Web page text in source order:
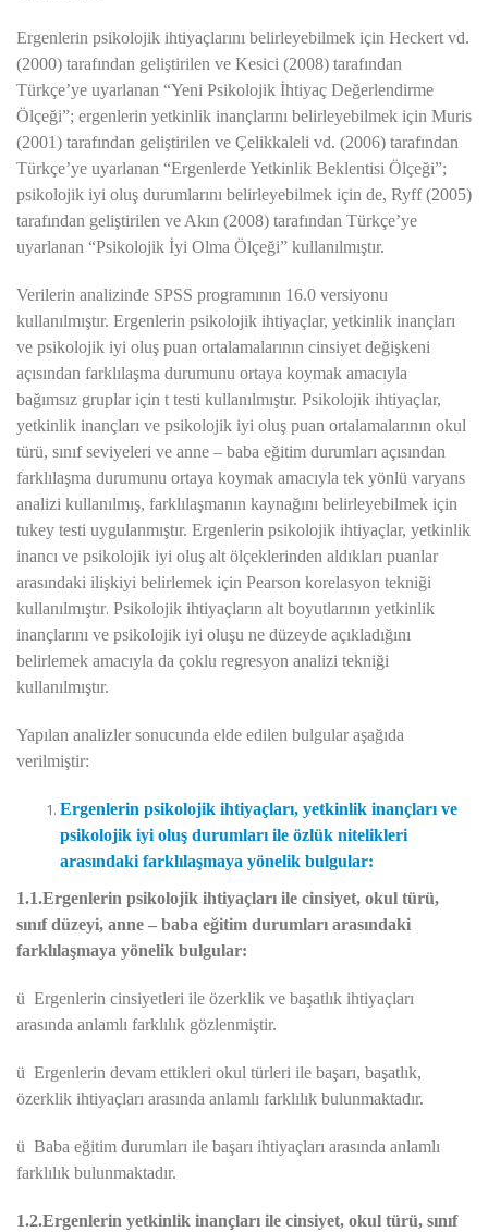
Ergenlerin psikolojik ihtiyaçlarını belirleyebilmek için Heckert vd.
(2000) tarafından geliştirilen ve Kesici (2008) tarafından
Türkçe’ye uyarlanan “Yeni Psikolojik İhtiyaç Değerlendirme
Ölçeği”; ergenlerin yetkinlik inançlarını belirleyebilmek için Muris
(2001) tarafından geliştirilen ve Çelikkaleli vd. (2006) tarafından
Türkçe’ye uyarlanan “Ergenlerde Yetkinlik Beklentisi Ölçeği”;
psikolojik iyi oluş durumlarını belirleyebilmek için de, Ryff (2005)
tarafından geliştirilen ve Akın (2008) tarafından Türkçe’ye
uyarlanan “Psikolojik İyi Olma Ölçeği” kullanılmıştır.
Verilerin analizinde SPSS programının 16.0 versiyonu
kullanılmıştır. Ergenlerin psikolojik ihtiyaçlar, yetkinlik inançları
ve psikolojik iyi oluş puan ortalamalarının cinsiyet değişkeni
açısından farklılaşma durumunu ortaya koymak amacıyla
bağımsız gruplar için t testi kullanılmıştır. Psikolojik ihtiyaçlar,
yetkinlik inançları ve psikolojik iyi oluş puan ortalamalarının okul
türü, sınıf seviyeleri ve anne – baba eğitim durumları açısından
farklılaşma durumunu ortaya koymak amacıyla tek yönlü varyans
analizi kullanılmış, farklılaşmanın kaynağını belirleyebilmek için
tukey testi uygulanmıştır. Ergenlerin psikolojik ihtiyaçlar, yetkinlik
inancı ve psikolojik iyi oluş alt ölçeklerinden aldıkları puanlar
arasındaki ilişkiyi belirlemek için Pearson korelasyon tekniği
kullanılmıştır. Psikolojik ihtiyaçların alt boyutlarının yetkinlik
inançlarını ve psikolojik iyi oluşu ne düzeyde açıkladığını
belirlemek amacıyla da çoklu regresyon analizi tekniği
kullanılmıştır.
Yapılan analizler sonucunda elde edilen bulgular aşağıda
verilmiştir:
Ergenlerin psikolojik ihtiyaçları, yetkinlik inançları ve
psikolojik iyi oluş durumları ile özlük nitelikleri
arasındaki farklılaşmaya yönelik bulgular:
1.1.Ergenlerin psikolojik ihtiyaçları ile cinsiyet, okul türü,
sınıf düzeyi, anne – baba eğitim durumları arasındaki
farklılaşmaya yönelik bulgular:
ü Ergenlerin cinsiyetleri ile özerklik ve başatlık ihtiyaçları
arasında anlamlı farklılık gözlenmiştir.
ü Ergenlerin devam ettikleri okul türleri ile başarı, başatlık,
özerklik ihtiyaçları arasında anlamlı farklılık bulunmaktadır.
ü Baba eğitim durumları ile başarı ihtiyaçları arasında anlamlı
farklılık bulunmaktadır.
1.2.Ergenlerin yetkinlik inançları ile cinsiyet, okul türü, sınıf